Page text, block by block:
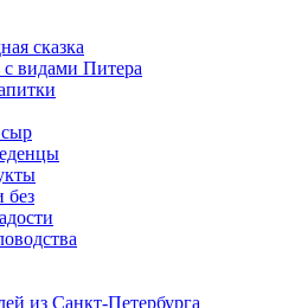
сказка
видами Питера
без
из Санкт-Петербурга